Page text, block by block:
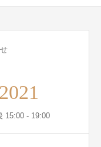
15:00 - 19:00